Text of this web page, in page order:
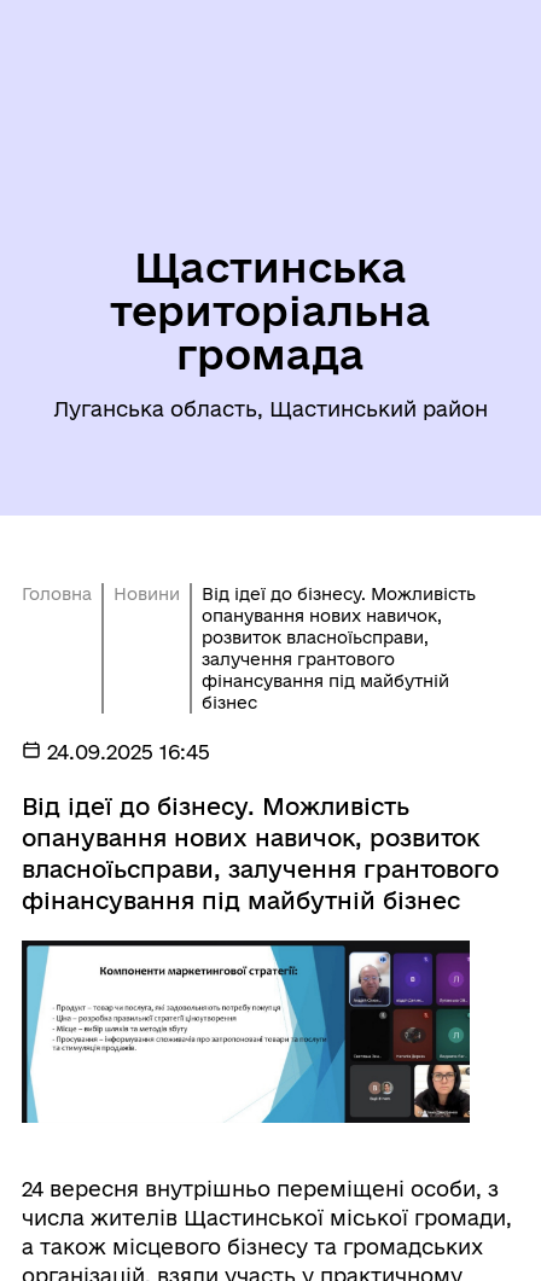
Щастинська
територіальна
громада
Луганська область, Щастинський район
Головна Новини
Від ідеї до бізнесу. Можливість
опанування нових навичок,
розвиток власноїьсправи,
залучення грантового
фінансування під майбутній
бізнес
24.09.2025 16:45
Від ідеї до бізнесу. Можливість
опанування нових навичок, розвиток
власноїьсправи, залучення грантового
фінансування під майбутній бізнес
24 вересня внутрішньо переміщені особи, з
числа жителів Щастинської міської громади,
а також місцевого бізнесу та громадських
організацій, взяли участь у практичному